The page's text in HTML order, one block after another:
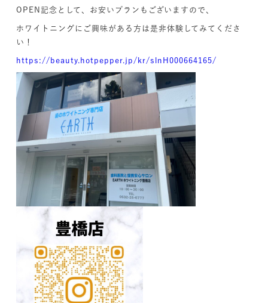
OPEN記念として、お安いプランもございますので、
ホワイトニングにご興味がある方は是非体験してみてくださ
い！
https://beauty.hotpepper.jp/kr/slnH000664165/